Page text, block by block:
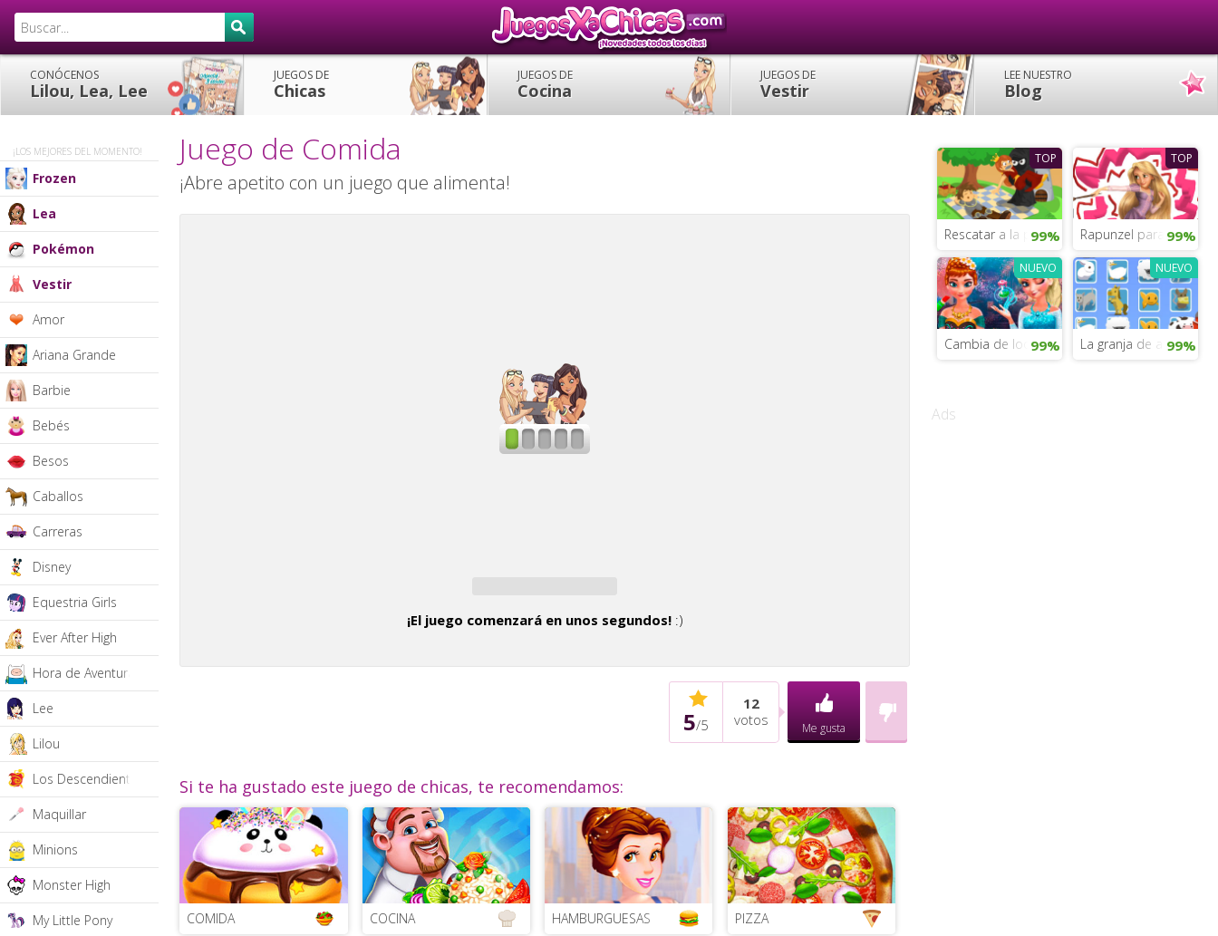
CONÓCENOS
Lilou, Lea, Lee
JUEGOS DE
Chicas
JUEGOS DE
Cocina
JUEGOS DE
Vestir
LEE NUESTRO
Blog
¡LOS MEJORES DEL MOMENTO!
Frozen
Lea
Pokémon
Vestir
Amor
Ariana Grande
Barbie
Bebés
Besos
Caballos
Carreras
Disney
Equestria Girls
Ever After High
Hora de Aventura
Lee
Lilou
Los Descendientes
Maquillar
Minions
Monster High
My Little Pony
Juego de Comida
¡Abre apetito con un juego que alimenta!
¡El juego comenzará en unos segundos!:)
5/5
12
votos
Me gusta
Si te ha gustado este juego de chicas, te recomendamos:
COMIDA COCINA HAMBURGUESAS PIZZA
TOP
Rescatar a la princesa
99%
TOP
Rapunzel para colorear
99%
NUEVO
Cambia de look a las princesas Disney
99%
NUEVO
La granja de animales
99%
Ads